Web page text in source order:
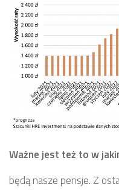
Ważne jest też to w
będą nasze pensje. Z